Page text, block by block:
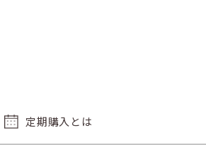
定期購入とは